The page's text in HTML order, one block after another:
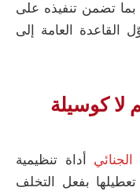
تضمن تنفيذه على
القاعدة العامة إلى
لا كوسيلة
الجنائي أداة تنظيمية
بفعل التخلف